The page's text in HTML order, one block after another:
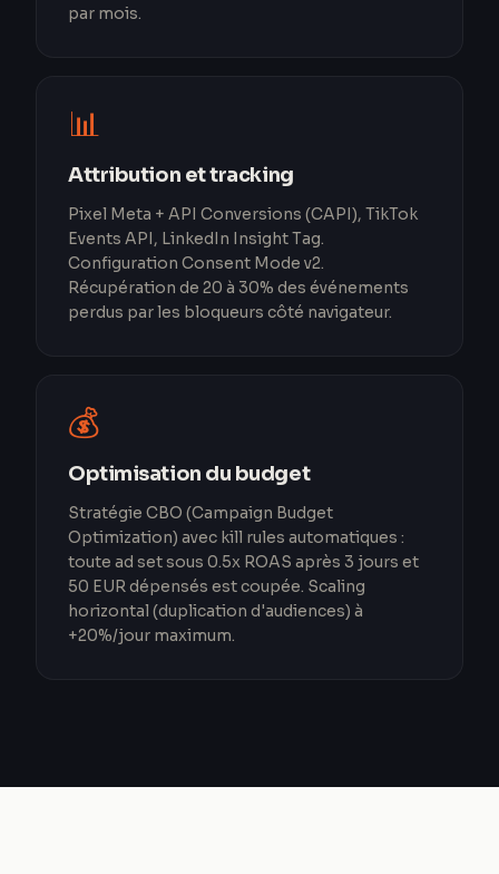
par mois.
📊
Attribution et tracking
Pixel Meta + API Conversions (CAPI), TikTok
Events API, LinkedIn Insight Tag.
Configuration Consent Mode v2.
Récupération de 20 à 30% des événements
perdus par les bloqueurs côté navigateur.
💰
Optimisation du budget
Stratégie CBO (Campaign Budget
Optimization) avec kill rules automatiques :
toute ad set sous 0.5x ROAS après 3 jours et
50 EUR dépensés est coupée. Scaling
horizontal (duplication d'audiences) à
+20%/jour maximum.